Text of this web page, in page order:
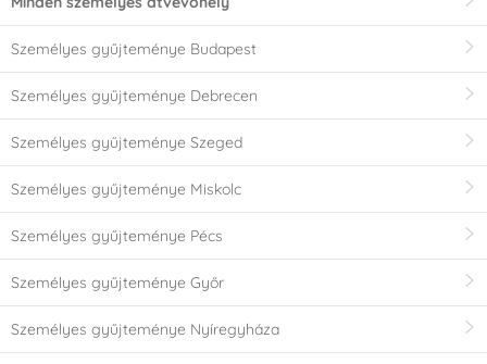
Személyes gyűjteménye Budapest
Személyes gyűjteménye Debrecen
Személyes gyűjteménye Szeged
Személyes gyűjteménye Miskolc
Személyes gyűjteménye Pécs
Személyes gyűjteménye Győr
Személyes gyűjteménye Nyíregyháza